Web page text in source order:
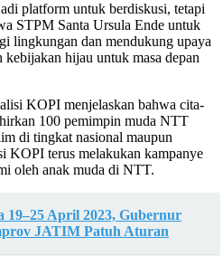
platform untuk berdiskusi, tetapi
STPM Santa Ursula Ende untuk
lingkungan dan mendukung upaya
hijau untuk masa depan
KOPI menjelaskan bahwa cita-
100 pemimpin muda NTT
di tingkat nasional maupun
KOPI terus melakukan kampanye
oleh anak muda di NTT.
19–25 April 2023, Gubernur
JATIM Patuh Aturan